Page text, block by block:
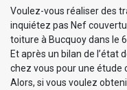
Voulez-vous réaliser des
inquiétez pas Nef
toiture à Bucquoy dans le
Et après un bilan de l’état
chez vous pour une étude
Alors, si vous voulez